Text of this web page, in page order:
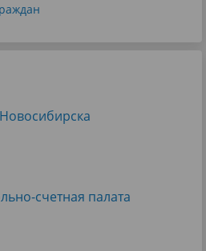
счетная палата